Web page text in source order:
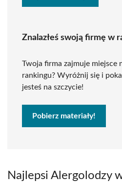
Znalazłeś swoją firmę w
Twoja firma zajmuje miejsce
rankingu? Wyróżnij się i
jesteś na szczycie!
Pobierz materiały!
Najlepsi Alergolodzy